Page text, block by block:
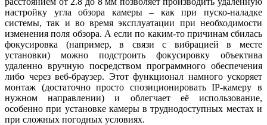
настройку угла обзора камеры – как при пуско-наладке
системы, так и во время эксплуатации при необходимости
изменения поля обзора. А если по каким-то причинам сбилась
фокусировка (например, в связи с вибрацией в месте
установки) можно подстроить фокусировку объектива
удаленно вручную посредством программного обеспечения
либо через веб-браузер. Этот функционал намного ускоряет
монтаж (достаточно просто спозиционировать IP-камеру в
нужном направлении) и облегчает её использование,
особенно при установке камеры в труднодоступных местах и
при сложных погодных условиях.